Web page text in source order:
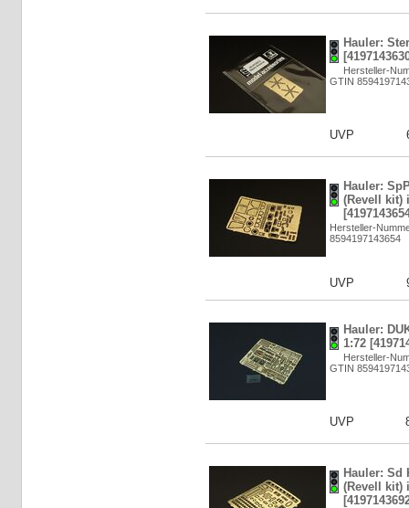
Hauler:
Hersteller-
GTIN
UVP
Hauler:
(Revell kit)
Hersteller-
8594197143654
UVP
Hauler:
1:72
Hersteller-
GTIN
UVP
Hauler: Sd
(Revell kit)